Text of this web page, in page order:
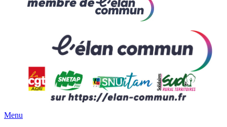
Menu